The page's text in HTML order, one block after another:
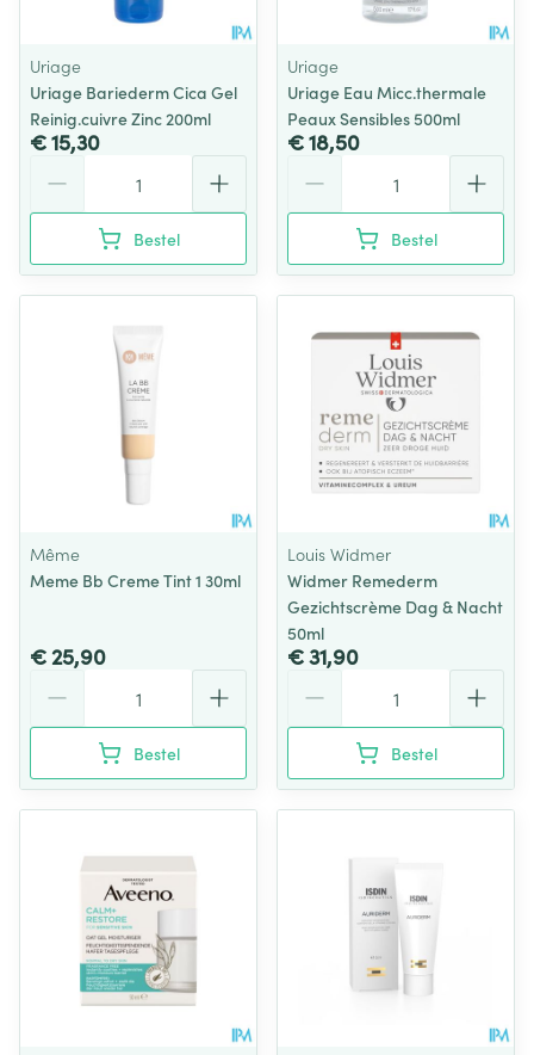
Uriage
Uriage Bariederm Cica Gel
Reinig.cuivre Zinc 200ml
€ 15,30
Bestel
Uriage
Uriage Eau Micc.thermale
Peaux Sensibles 500ml
€ 18,50
Bestel
Même
Meme Bb Creme Tint 1 30ml
€ 25,90
Bestel
Louis Widmer
Widmer Remederm
Gezichtscrème Dag & Nacht
50ml
€ 31,90
Bestel